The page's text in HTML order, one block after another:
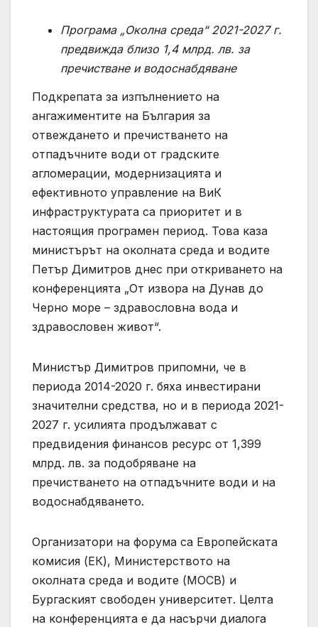
Програма „Околна среда“ 2021-2027 г.
предвижда близо 1,4млрд. лв. за
пречистване и водоснабдяване
Подкрепата за изпълнението на
ангажиментите на България за
отвеждането и пречистването на
отпадъчните води от градските
агломерации, модернизацията и
ефективното управление на ВиК
инфраструктурата са приоритет и в
настоящия програмен период. Това каза
министърът на околната среда и водите
Петър Димитров днес при откриването на
конференцията „От извора на Дунав до
Черно море – здравословна вода и
здравословен живот“.
Министър Димитров припомни, че в
периода 2014-2020 г. бяха инвестирани
значителни средства, но и в периода 2021-
2027 г. усилията продължават с
предвидения финансов ресурс от 1,399
млрд. лв. за подобряване на
пречистването на отпадъчните води и на
водоснабдяването.
Организатори на форума са Европейската
комисия (ЕК), Министерството на
околната среда и водите (МОСВ) и
Бургаският свободен университет. Целта
на конференцията е да насърчи диалога